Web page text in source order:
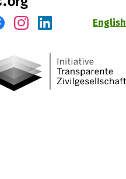
English